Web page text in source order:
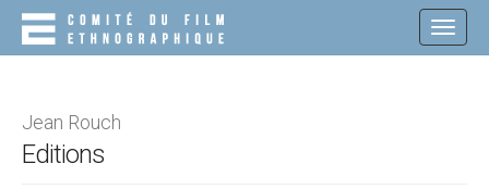
Jean Rouch
Editions